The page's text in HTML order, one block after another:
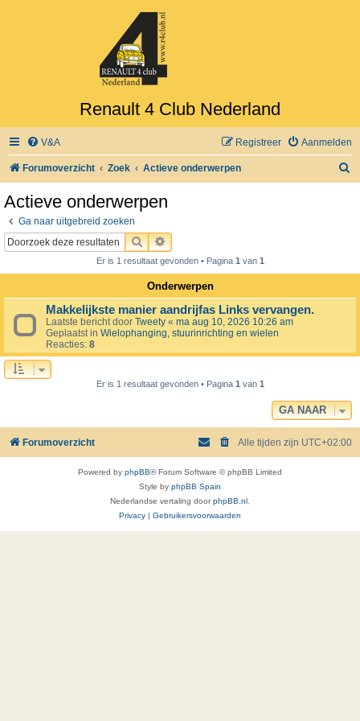
Renault 4 Club Nederland
V&A Aanmelden
Registreer
Forumoverzicht Zoek Actieve onderwerpen
Actieve onderwerpen
Ga naar uitgebreid zoeken
ZOEKUITGEBREID ZOEKEN
Er is 1 resultaat gevonden • Pagina 1van 1
Onderwerpen
Makkelijkste manier aandrijfas Links vervangen.
Laatste bericht door Tweety « ma aug 10, 2026 10:26 am
Geplaatst in Wielophanging, stuurinrichting en wielen
Reacties: 8
Er is 1 resultaat gevonden • Pagina 1van 1
GA NAAR
Forumoverzicht Alle tijden zijn UTC+02:00
Powered by phpBB® Forum Software © phpBB Limited
Style by phpBB Spain
Nederlandse vertaling doorphpBB.nl .
Privacy
Gebruikersvoorwaarden